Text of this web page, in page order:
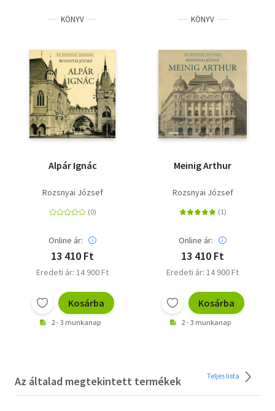
KÖNYV
Alpár Ignác
Rozsnyai József
Online ár:
13 410 Ft
Eredeti ár: 14 900 Ft
Kosárba
2 - 3 munkanap
KÖNYV
Meinig Arthur
Rozsnyai József
Online ár:
13 410 Ft
Eredeti ár: 14 900 Ft
Kosárba
2 - 3 munkanap
Az általad megtekintett termékek Teljes lista